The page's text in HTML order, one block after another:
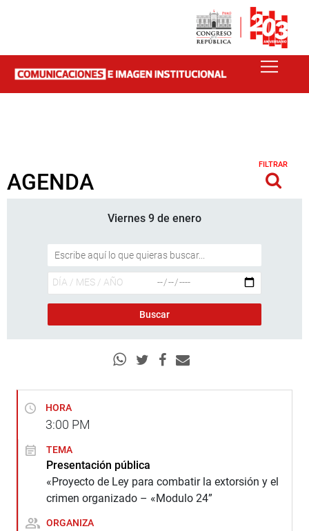
AGENDA
FILTRAR
Viernes 9 de enero
HORA
3:00 PM
TEMA
Presentación pública
«Proyecto de Ley para combatir la extorsión y el
crimen organizado – «Modulo 24”
ORGANIZA